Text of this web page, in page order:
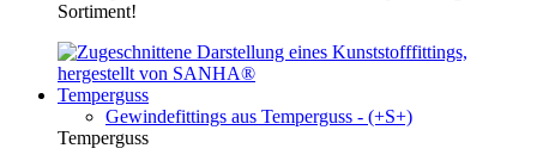
Sortiment!
Temperguss
Gewindefittings aus Temperguss - (+S+)
Temperguss